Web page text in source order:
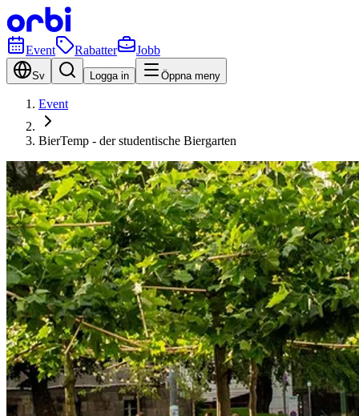
Event Rabatter Jobb
Sv Logga in Öppna meny
Event
BierTemp - der studentische Biergarten